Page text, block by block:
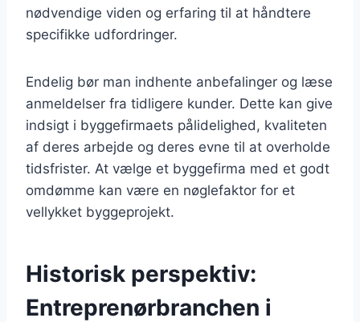
nødvendige viden og erfaring til at håndtere
specifikke udfordringer.
Endelig bør man indhente anbefalinger og læse
anmeldelser fra tidligere kunder. Dette kan give
indsigt i byggefirmaets pålidelighed, kvaliteten
af deres arbejde og deres evne til at overholde
tidsfrister. At vælge et byggefirma med et godt
omdømme kan være en nøglefaktor for et
vellykket byggeprojekt.
Historisk perspektiv:
Entreprenørbranchen i